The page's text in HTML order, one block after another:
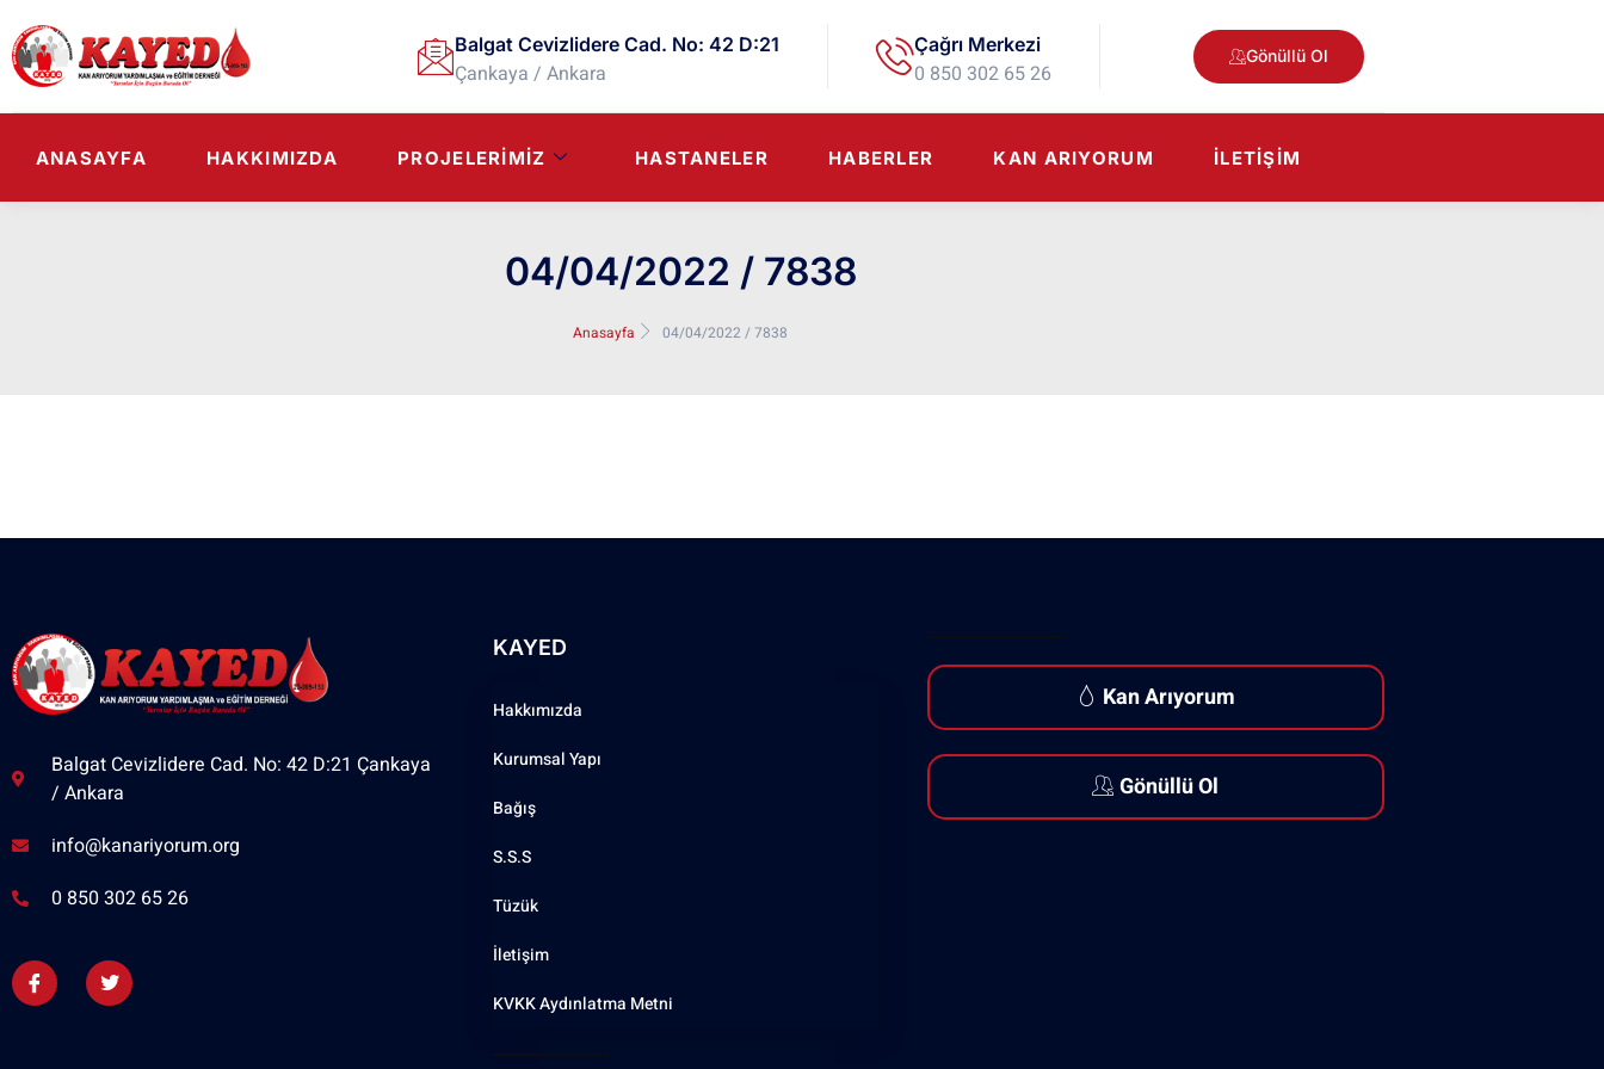
Balgat Cevizlidere Cad. No: 42 D:21
Çankaya / Ankara
Çağrı Merkezi
0 850 302 65 26
Gönüllü Ol
ANASAYFA HAKKIMIZDA PROJELERIMIZ HASTANELER HABERLER KAN ARIYORUM İLETIŞIM
04/04/2022 / 7838
Anasayfa 04/04/2022 / 7838
Balgat Cevizlidere Cad. No: 42 D:21 Çankaya
/ Ankara
info@kanariyorum.org
0 850 302 65 26
KAYED
Hakkımızda
Kurumsal Yapı
Bağış
S.S.S
Tüzük
İletişim
KVKK Aydınlatma Metni
Kan Arıyorum
Gönüllü Ol